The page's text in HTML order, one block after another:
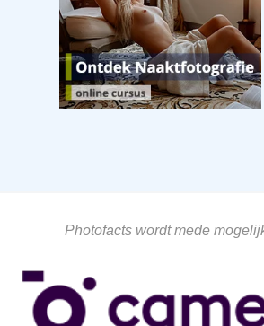
Photofacts wordt mede